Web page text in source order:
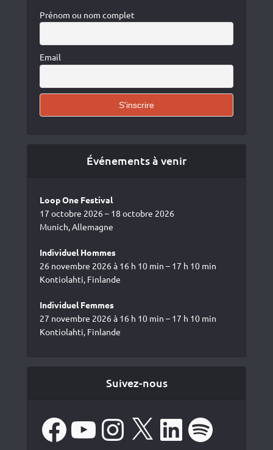
Prénom ou nom complet
Email
Événements à venir
Loop One Festival
17 octobre 2026 – 18 octobre 2026
Munich, Allemagne
Individuel Hommes
26 novembre 2026 à 16 h 10 min – 17 h 10 min
Kontiolahti, Finlande
Individuel Femmes
27 novembre 2026 à 16 h 10 min – 17 h 10 min
Kontiolahti, Finlande
Suivez-nous
FacebookYouTube Instagram LinkedIn Spotify